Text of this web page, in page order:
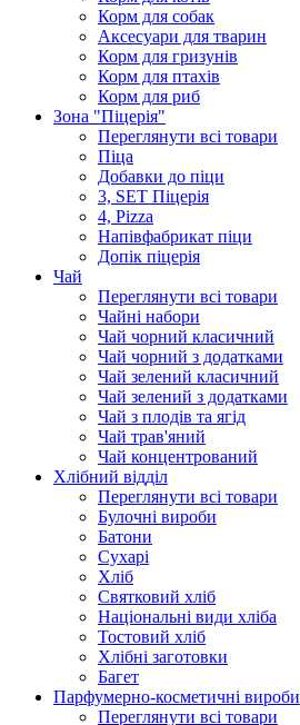
Корм для собак
Аксесуари для тварин
Корм для гризунів
Корм для птахів
Корм для риб
Зона "Піцерія"
Переглянути всі товари
Піца
Добавки до піци
3, SET Піцерія
4, Pizza
Напівфабрикат піци
Допік піцерія
Чай
Переглянути всі товари
Чайні набори
Чай чорний класичний
Чай чорний з додатками
Чай зелений класичний
Чай зелений з додатками
Чай з плодів та ягід
Чай трав'яний
Чай концентрований
Хлібний відділ
Переглянути всі товари
Булочні вироби
Батони
Сухарі
Хліб
Святковий хліб
Національні види хліба
Тостовий хліб
Хлібні заготовки
Багет
Парфумерно-косметичні вироби
Переглянути всі товари